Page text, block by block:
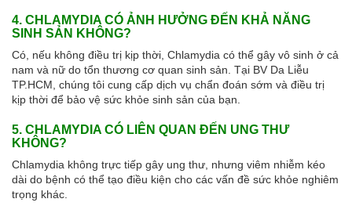
4. CHLAMYDIA CÓ ẢNH HƯỞNG ĐẾN KHẢ NĂNG
SINH SẢN KHÔNG?
Có, nếu không điều trị kịp thời, Chlamydia có thể gây vô sinh ở cả
nam và nữ do tổn thương cơ quan sinh sản. Tại BV Da Liễu
TP.HCM, chúng tôi cung cấp dịch vụ chẩn đoán sớm và điều trị
kịp thời để bảo vệ sức khỏe sinh sản của bạn.
5. CHLAMYDIA CÓ LIÊN QUAN ĐẾN UNG THƯ
KHÔNG?
Chlamydia không trực tiếp gây ung thư, nhưng viêm nhiễm kéo
dài do bệnh có thể tạo điều kiện cho các vấn đề sức khỏe nghiêm
trọng khác.